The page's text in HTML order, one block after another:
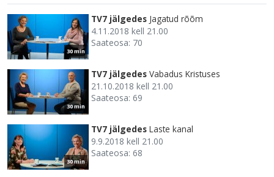
30 min
TV7 jälgedes Jagatud rõõm
4.11.2018 kell 21.00
Saateosa: 70
30 min
TV7 jälgedes Vabadus Kristuses
21.10.2018 kell 21.00
Saateosa: 69
30 min
TV7 jälgedes Laste kanal
9.9.2018 kell 21.00
Saateosa: 68